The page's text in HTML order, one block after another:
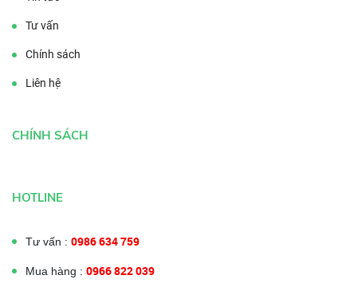
Tư vấn
Chính sách
Liên hệ
CHÍNH SÁCH
HOTLINE
Tư vấn : 0986 634 759
Mua hàng : 0966 822 039